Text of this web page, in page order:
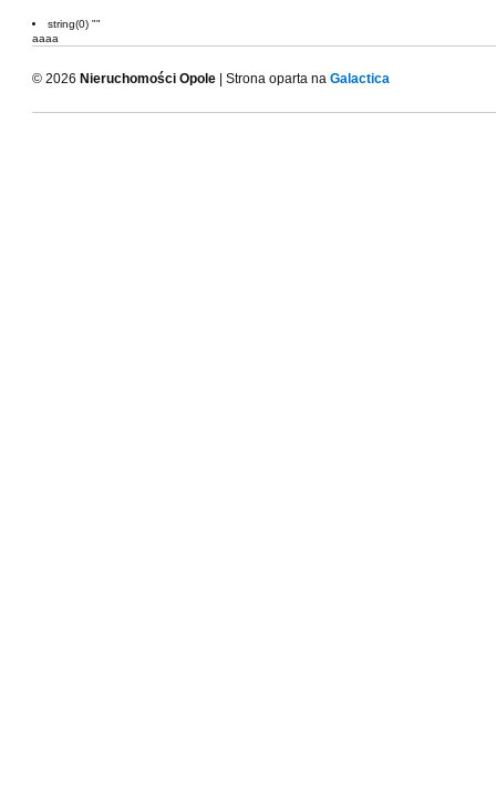
string(0) ""
aaaa
© 2026 Nieruchomości Opole | Strona oparta na Galactica